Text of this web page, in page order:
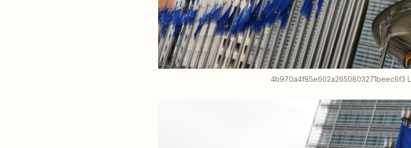
4b970a4f85e602a2650803271beec6f3 L